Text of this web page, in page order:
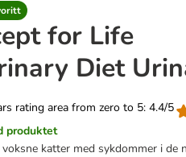
for Life
Diet
rating area from zero to 5: 4.4/5
produktet
katter med sykdommer i de